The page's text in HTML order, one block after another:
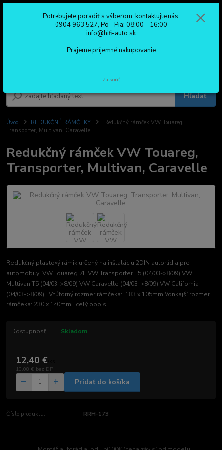
Hľadať
0904 963 527
Po - Pia: 08:00 - 16:00
Úvod REDUKČNÉ RÁMČEKY
Redukčný rámček VW Touareg,
Transporter, Multivan, Caravelle
Redukčný rámček VW Touareg,
Transporter, Multivan, Caravelle
Redukčný plastový rámik určený na inštaláciu 2DIN autorádia pre
automobily: VW Touareg 7L VW Transporter T5 (04/03->8/09) VW
Multivan T5 (04/03->8/09) VW Caravelle (04/03->8/09) VW California
(04/03->8/09) Vnútorný rozmer rámčeka: 183 x 105mm Vonkajší rozmer
rámčeka: 230 x 140mm celý popis
Dostupnosť Skladom
12,40 €
10,08 € bez DPH
Pridať do košíka
Číslo produktu: RRH-173
Potrebujete poradiť s výberom, kontaktujte nás:
0904 963 527, Po - Pia: 08:00 - 16:00
info@hifi-auto.sk
Prajeme príjemné nakupovanie
Zatvoriť